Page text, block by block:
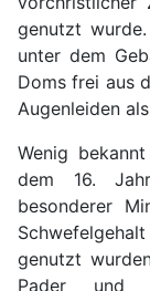
genutzt
unter dem
Doms frei aus
Augenleiden
Wenig
dem 16.
besonderer
genutzt
Pader und